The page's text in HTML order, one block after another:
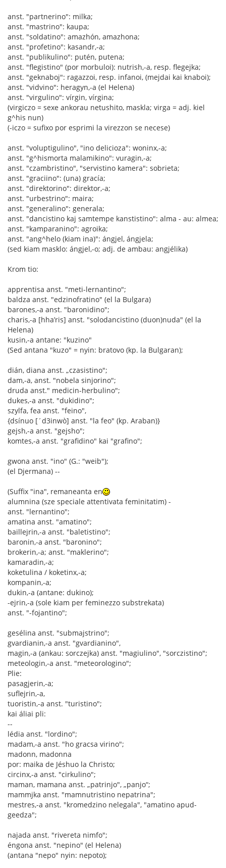
anst. "partnerino": milka;
anst. "mastrino": kaupa;
anst. "soldatino": amazhón, amazhona;
anst. "profetino": kasandr,-a;
anst. "publikulino": putén, putena;
anst. "flegistino" (por morbuloi): nutrish,-a, resp. flegejka;
anst. "geknaboj": ragazzoi, resp. infanoi, (mejdai kai knaboi);
anst. "vidvino": heragyn,-a (el Helena)
anst. "virgulino": vírgin, vírgina;
(virgiczo = sexe ankorau netushito, maskla; virga = adj. kiel
g^his nun)
(-iczo = sufixo por esprimi la virezzon se necese)
anst. "voluptigulino", "ino delicioza": woninx,-a;
anst. "g^hismorta malamikino": vuragin,-a;
anst. "czambristino", "servistino kamera": sobrieta;
anst. "graciino": (una) gracía;
anst. "direktorino": direktor,-a;
anst. "urbestrino": maira;
anst. "generalino": generala;
anst. "dancistino kaj samtempe kanstistino": alma - au: almea;
anst. "kamparanino": agroika;
anst. "ang^helo (kiam ina)": ángjel, ángjela;
(sed kiam masklo: ángjel,-o; adj. de ambau: angjélika)
Krom tio:
apprentisa anst. "meti-lernantino";
baldza anst. "edzinofratino" (el la Bulgara)
barones,-a anst. "baronidino";
charis,-a [hha’ris] anst. "solodancistino (duon)nuda" (el la
Helena)
kusin,-a antane: "kuzino"
(Sed antana "kuzo" = nyin: bratovo (kp. la Bulgaran);
dián, diana anst. „czasistino";
dam,-a, anst. "nobela sinjorino";
druda anst." medicin-herbulino";
dukes,-a anst. "dukidino";
szylfa, fea anst. "feino",
{dsínuo [´d3inwò] anst. "la feo" (kp. Araban)}
gejsh,-a anst. "gejsho";
komtes,-a anst. "grafidino" kai "grafino";
gwona anst. "ino" (G.: "weib");
(el Djermana) --
(Suffix "ina", remaneanta en
alumnina (sze speciale attentivata feminitatim) -
anst. "lernantino";
amatina anst. "amatino";
baillejrin,-a anst. "baletistino";
baronin,-a anst. "baronino";
brokerin,-a; anst. "maklerino";
kamaradin,-a;
koketulina / koketinx,-a;
kompanin,-a;
dukin,-a (antane: dukino);
-ejrin,-a (sole kiam per feminezzo substrekata)
anst. "-fojantino";
gesélina anst. "submajstrino";
gvardianin,-a anst. "gvardianino",
magin,-a (ankau: sorczejka) anst. "magiulino", "sorczistino";
meteologin,-a anst. "meteorologino";
Plie:
pasagjerin,-a;
suflejrin,-a,
tuoristin,-a anst. "turistino";
kai áliai pli:
--
lédia anst. "lordino";
madam,-a anst. "ho gracsa virino";
madonn, madonna
por: maika de Jéshuo la Christo;
circinx,-a anst. "cirkulino";
maman, mamana anst. „patrinjo", „panjo“;
mammjka anst. "mamnutristino nepatrina";
mestres,-a anst. "kromedzino nelegala", "amatino apud-
geedza";
najada anst. "rivereta nimfo";
éngona anst. "nepino" (el Helena)
(antana "nepo" nyin: nepoto);